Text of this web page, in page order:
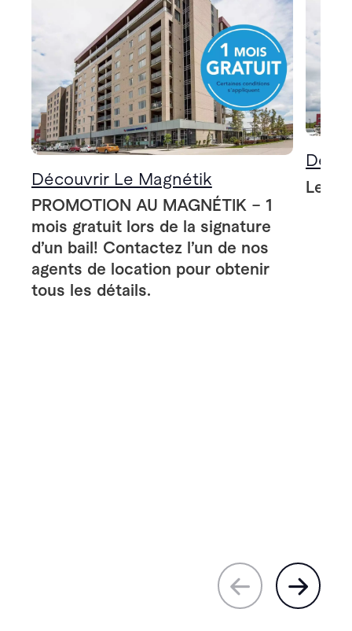
Découvrir Le Magnétik
PROMOTION AU MAGNÉTIK – 1
mois gratuit lors de la signature
d’un bail! Contactez l’un de nos
agents de location pour obtenir
tous les détails.
Le